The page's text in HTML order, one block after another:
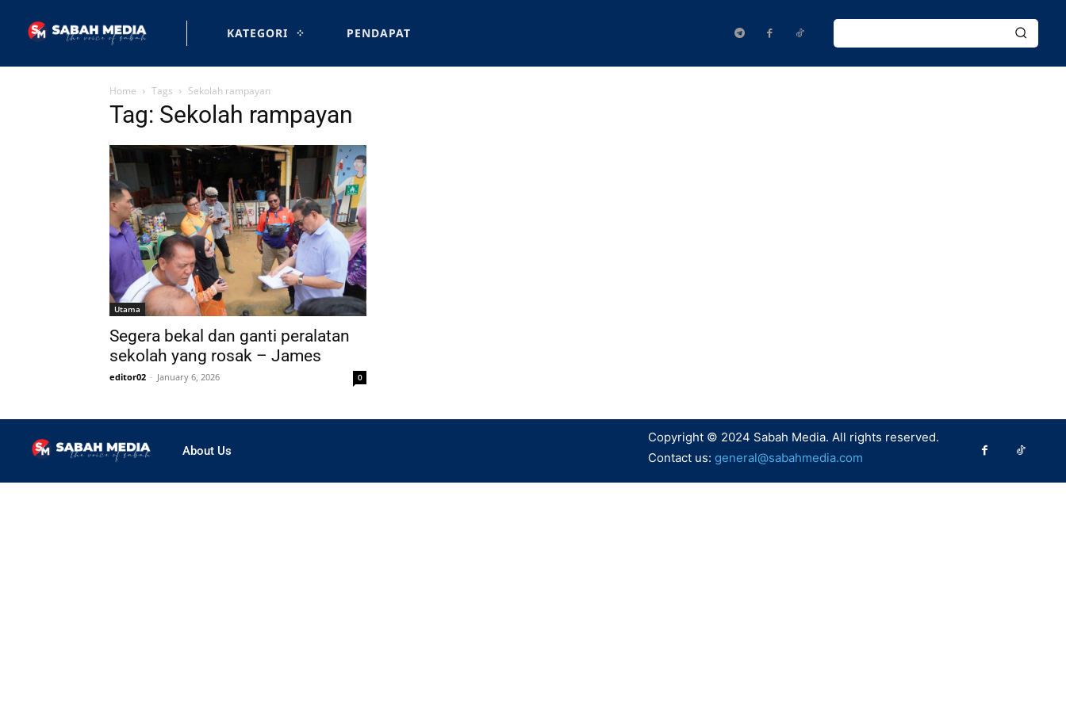
KATEGORI PENDAPAT
Home Tags Sekolah rampayan
Tag: Sekolah rampayan
Utama
Segera bekal dan ganti peralatan
sekolah yang rosak – James
editor02 - January 6, 2026 0
About Us
Copyright © 2024 Sabah Media. All rights reserved.
Contact us: general@sabahmedia.com